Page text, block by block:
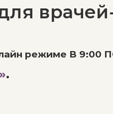
режиме В 9:00
.